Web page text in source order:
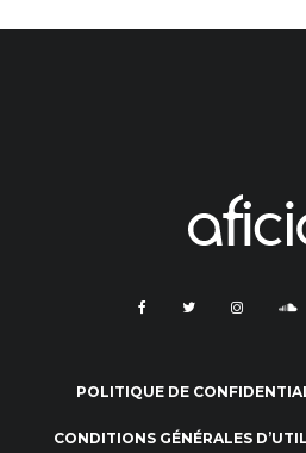
POLITIQUE DE
CONDITIONS GÉNÉRALES